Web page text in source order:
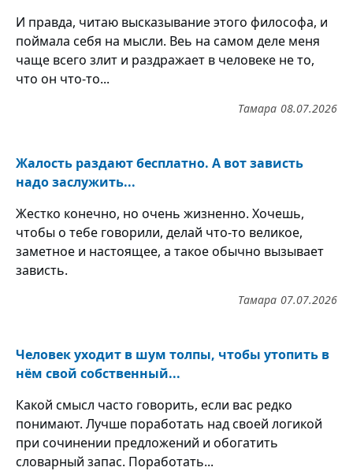
И правда, читаю высказывание этого философа, и
поймала себя на мысли. Веь на самом деле меня
чаще всего злит и раздражает в человеке не то,
что он что-то...
08.07.2026
Тамара
Жалость раздают бесплатно. А вот зависть
надо заслужить...
Жестко конечно, но очень жизненно. Хочешь,
чтобы о тебе говорили, делай что-то великое,
заметное и настоящее, а такое обычно вызывает
зависть.
07.07.2026
Тамара
Человек уходит в шум толпы, чтобы утопить в
нём свой собственный...
Какой смысл часто говорить, если вас редко
понимают. Лучше поработать над своей логикой
при сочинении предложений и обогатить
словарный запас. Поработать...